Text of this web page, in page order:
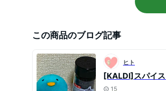
この商品のブログ記事
ヒト
[KALDI]スパイ
15